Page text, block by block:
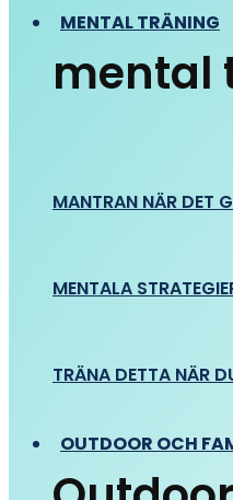
MENTAL TRÄNING
mental
MANTRAN NÄR DET
MENTALA
TRÄNA DETTA NÄR
OUTDOOR OCH